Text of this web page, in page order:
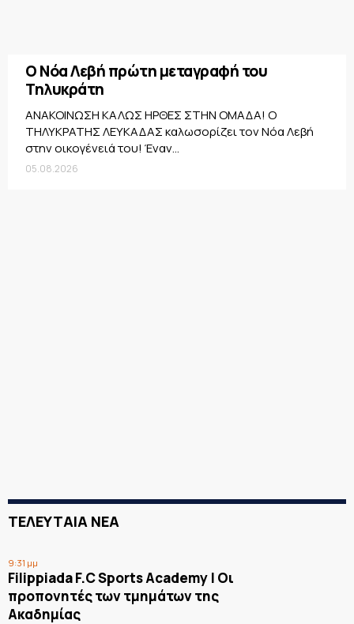
Ο Νόα Λεβή πρώτη μεταγραφή του
Τηλυκράτη
ΑΝΑΚΟΙΝΩΣΗ ΚΑΛΩΣ ΗΡΘΕΣ ΣΤΗΝ ΟΜΑΔΑ! Ο
ΤΗΛΥΚΡΑΤΗΣ ΛΕΥΚΑΔΑΣ καλωσορίζει τον Νόα Λεβή
στην οικογένειά του! Έναν...
05.08.2026
ΤΕΛΕΥΤΑΙΑ ΝΕΑ
9:31 μμ
Filippiada F.C Sports Academy | Οι
προπονητές των τμημάτων της
Ακαδημίας